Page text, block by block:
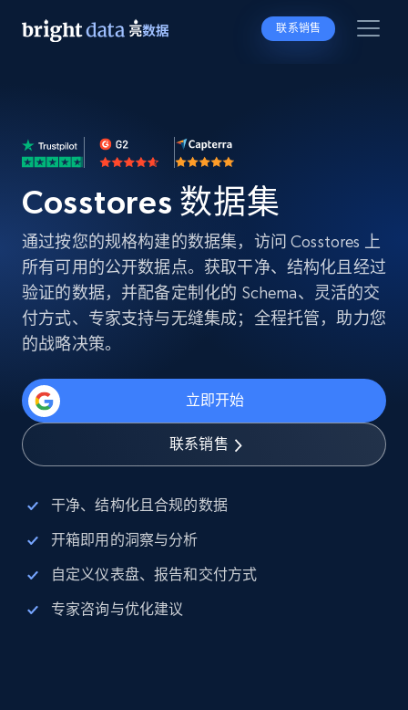
联系销售
Cosstores 数据集
通过按您的规格构建的数据集，访问 Cosstores 上
所有可用的公开数据点。获取干净、结构化且经过
验证的数据，并配备定制化的 Schema、灵活的交
付方式、专家支持与无缝集成；全程托管，助力您
的战略决策。
联系销售
立即开始
干净、结构化且合规的数据
开箱即用的洞察与分析
自定义仪表盘、报告和交付方式
专家咨询与优化建议